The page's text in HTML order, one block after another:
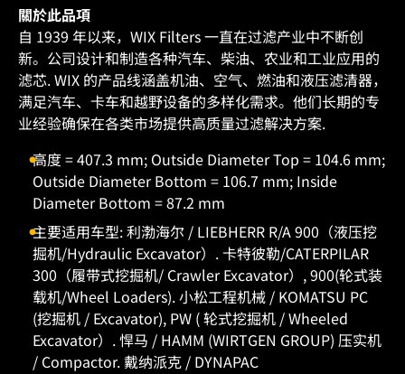
關於此品項
自 1939 年以来，WIX Filters 一直在过滤产业中不断创
新。公司设计和制造各种汽车、柴油、农业和工业应用的
滤芯. WIX 的产品线涵盖机油、空气、燃油和液压滤清器，
满足汽车、卡车和越野设备的多样化需求。他们长期的专
业经验确保在各类市场提供高质量过滤解决方案.
高度 = 407.3 mm; Outside Diameter Top = 104.6 mm;
Outside Diameter Bottom = 106.7 mm; Inside
Diameter Bottom = 87.2 mm
主要适用车型: 利渤海尔 / LIEBHERR R/A 900（液压挖
掘机/Hydraulic Excavator）. 卡特彼勒/CATERPILAR
300（履带式挖掘机/ Crawler Excavator）, 900(轮式装
载机/Wheel Loaders). 小松工程机械 / KOMATSU PC
(挖掘机 / Excavator), PW ( 轮式挖掘机 / Wheeled
Excavator）. 悍马 / HAMM (WIRTGEN GROUP) 压实机
/ Compactor. 戴纳派克 / DYNAPAC